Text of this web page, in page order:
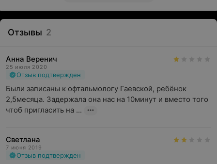
Отзывы 2
Анна Веренич
25 июля 2020
Отзыв подтвержден
Были записаны к офтальмологу Гаевской, ребёнок
2,5месяца. Задержала она нас на 10минут и вместо того
чтоб пригласить на ...
Светлана
7 июня 2019
Отзыв подтвержден